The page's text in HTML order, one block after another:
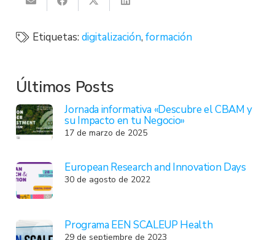
Etiquetas:digitalización,formación
Últimos Posts
Jornada informativa «Descubre el CBAM y
su Impacto en tu Negocio»
17 de marzo de 2025
European Research and Innovation Days
30 de agosto de 2022
Programa EEN SCALEUP Health
29 de septiembre de 2023